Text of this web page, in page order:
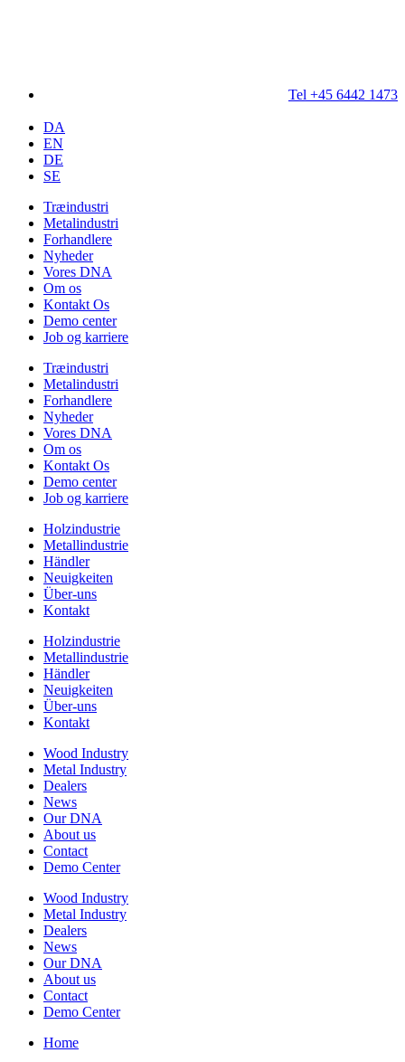
Tel +45 6442 1473
DA
EN
DE
SE
Træindustri
Metalindustri
Forhandlere
Nyheder
Vores DNA
Om os
Kontakt Os
Demo center
Job og karriere
Træindustri
Metalindustri
Forhandlere
Nyheder
Vores DNA
Om os
Kontakt Os
Demo center
Job og karriere
Holzindustrie
Metallindustrie
Händler
Neuigkeiten
Über-uns
Kontakt
Holzindustrie
Metallindustrie
Händler
Neuigkeiten
Über-uns
Kontakt
Wood Industry
Metal Industry
Dealers
News
Our DNA
About us
Contact
Demo Center
Wood Industry
Metal Industry
Dealers
News
Our DNA
About us
Contact
Demo Center
Home